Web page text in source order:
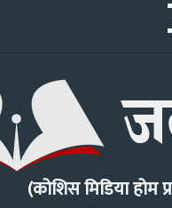
(कोशिस मिडिया होम